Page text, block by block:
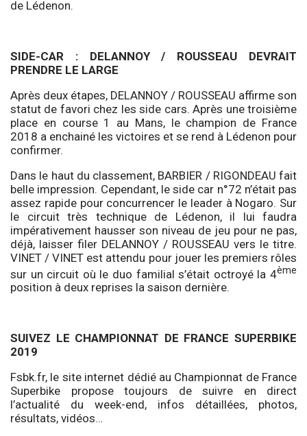
de Lédenon.
SIDE-CAR : DELANNOY / ROUSSEAU DEVRAIT
PRENDRE LE LARGE
Après deux étapes, DELANNOY / ROUSSEAU affirme son
statut de favori chez les side cars. Après une troisième
place en course 1 au Mans, le champion de France
2018 a enchainé les victoires et se rend à Lédenon pour
confirmer.
Dans le haut du classement, BARBIER / RIGONDEAU fait
belle impression. Cependant, le side car n°72 n’était pas
assez rapide pour concurrencer le leader à Nogaro. Sur
le circuit très technique de Lédenon, il lui faudra
impérativement hausser son niveau de jeu pour ne pas,
déjà, laisser filer DELANNOY / ROUSSEAU vers le titre.
VINET / VINET est attendu pour jouer les premiers rôles
sur un circuit où le duo familial s’était octroyé la 4ème
position à deux reprises la saison dernière.
SUIVEZ LE CHAMPIONNAT DE FRANCE SUPERBIKE
2019
Fsbk.fr, le site internet dédié au Championnat de France
Superbike propose toujours de suivre en direct
l’actualité du week-end, infos détaillées, photos,
résultats, vidéos…